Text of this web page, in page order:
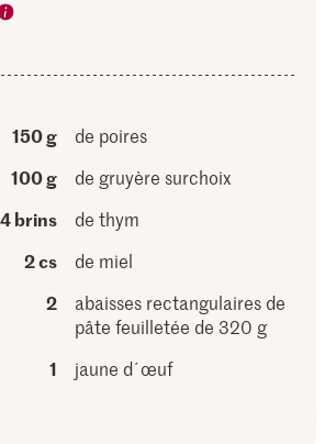
150 g
de poires
100 g
de gruyère surchoix
4 brins
de thym
2 cs
de miel
2
abaisses rectangulaires de
pâte feuilletée de 320 g
1
jaune d´œuf